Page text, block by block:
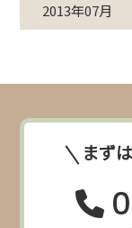
2013年07月
まず